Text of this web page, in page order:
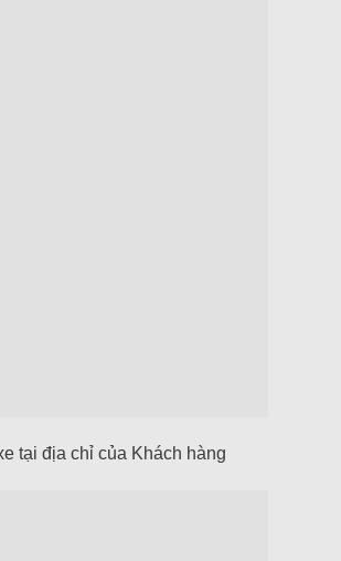
tại địa chỉ của Khách hàng